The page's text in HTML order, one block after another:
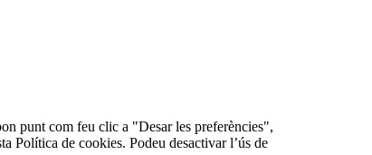
punt com feu clic a "Desar les preferències",
Política de cookies. Podeu desactivar l’ús de